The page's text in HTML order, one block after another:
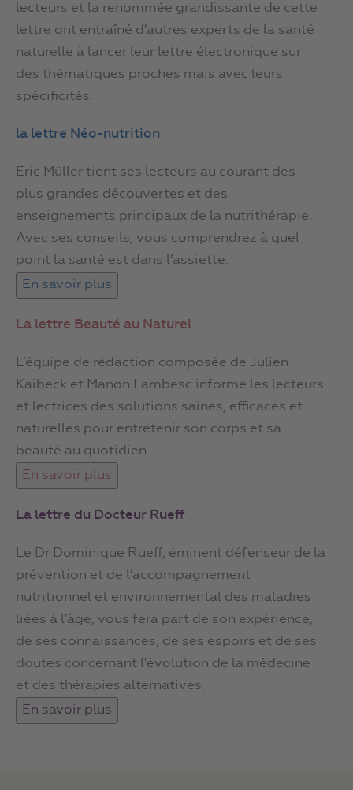
lecteurs et la renommée grandissante de cette
lettre ont entraîné d’autres experts de la santé
naturelle à lancer leur lettre électronique sur
des thématiques proches mais avec leurs
spécificités.
la lettre Néo-nutrition
Eric Müller tient ses lecteurs au courant des
plus grandes découvertes et des
enseignements principaux de la nutrithérapie.
Avec ses conseils, vous comprendrez à quel
point la santé est dans l’assiette.
La lettre Beauté au Naturel
L’équipe de rédaction composée de Julien
Kaibeck et Manon Lambesc informe les lecteurs
et lectrices des solutions saines, efficaces et
naturelles pour entretenir son corps et sa
beauté au quotidien.
La lettre du Docteur Rueff
Le Dr Dominique Rueff, éminent défenseur de la
prévention et de l’accompagnement
nutritionnel et environnemental des maladies
liées à l’âge, vous fera part de son expérience,
de ses connaissances, de ses espoirs et de ses
doutes concernant l’évolution de la médecine
et des thérapies alternatives.